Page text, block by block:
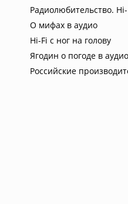
Радиолюбительство.
О мифах в аудио
Hi-Fi с ног на голову
Ягодин о погоде в
Российские